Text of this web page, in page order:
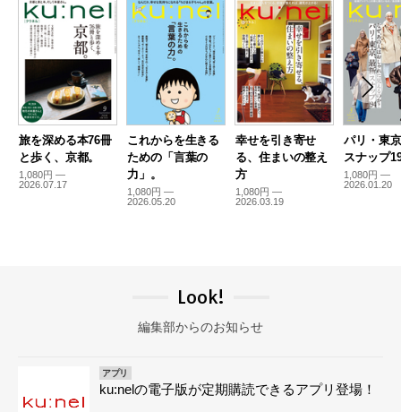
旅を深める本76冊
と歩く、京都。
1,080円 —
2026.07.17
これからを生きる
ための「言葉の
力」。
1,080円 —
2026.05.20
幸せを引き寄せ
る、住まいの整え
方
1,080円 —
2026.03.19
パリ・東
スナップ
1,080円 —
2026.01.20
Look!
編集部からのお知らせ
アプリ
ku:nelの電子版が定期購読できるアプリ登場！